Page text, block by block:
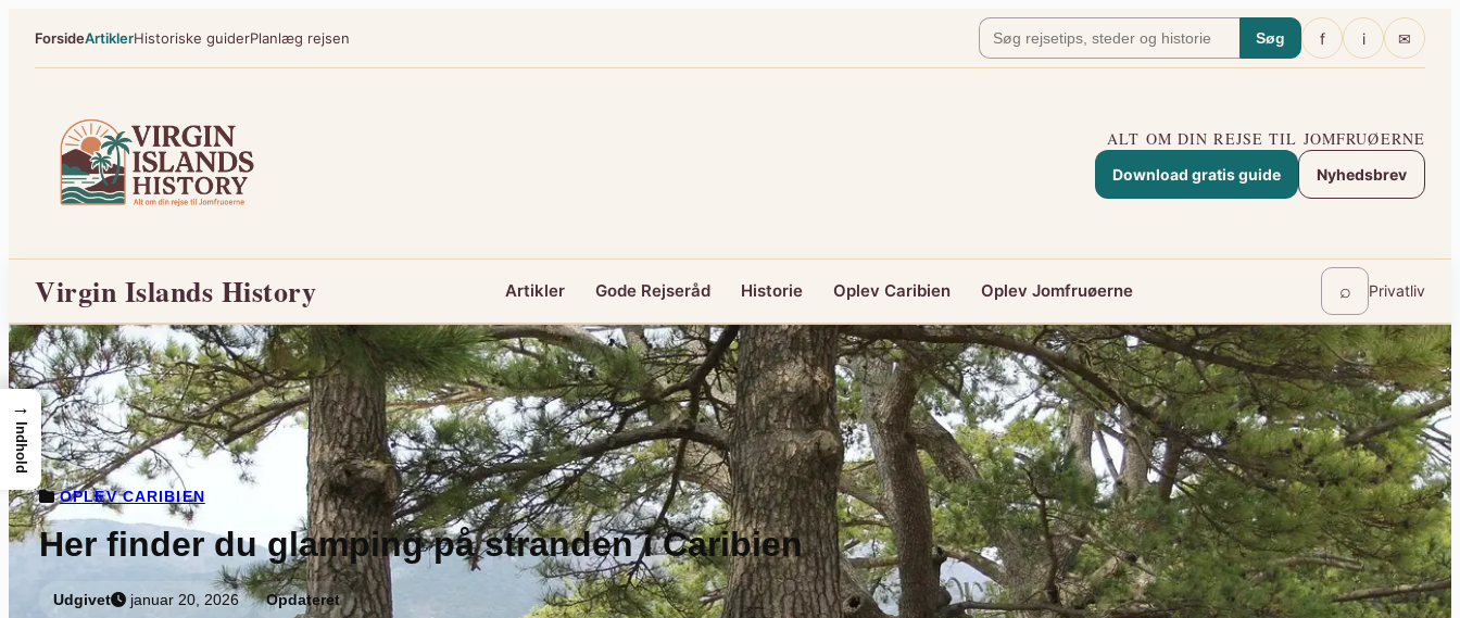
indhold
ForsideArtiklerHistoriske guiderPlanlæg rejsen Søg f i ✉
ALT OM DIN REJSE TIL JOMFRUØERNE
Download gratis guide Nyhedsbrev
Virgin Islands History Artikler Gode Rejseråd Historie Oplev Caribien Oplev Jomfruøerne ⌕ Privatliv
OPLEV CARIBIEN
Her finder du glamping på stranden i Caribien
Udgivet januar 20, 2026 Opdateret
→
Indhold